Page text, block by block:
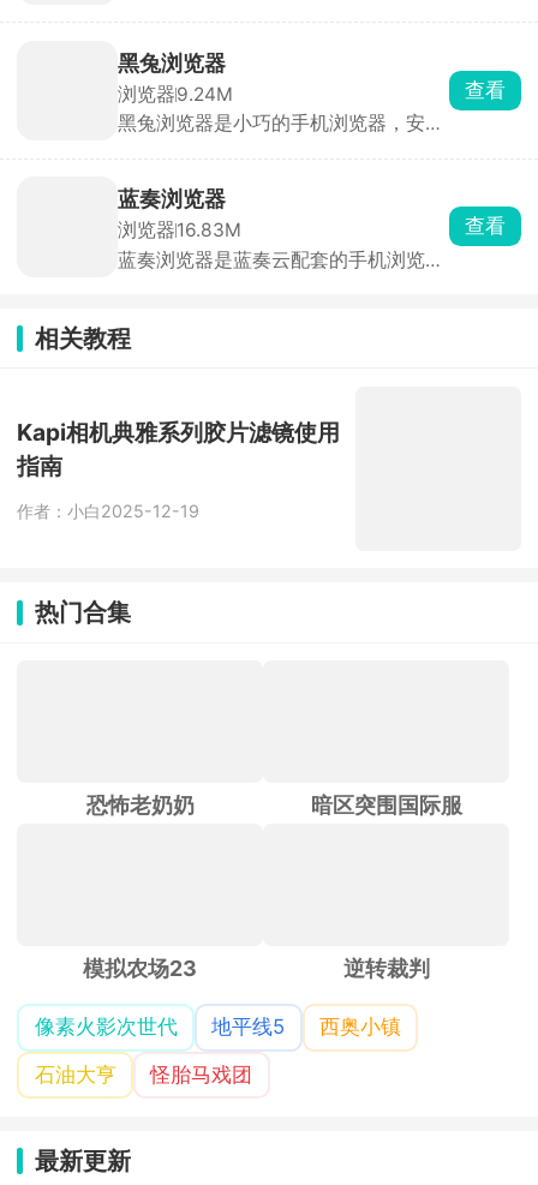
验。内置广告拦截器，可有效删除和阻
止大多数网页广告和弹窗，保护用户免
受广告打扰。同时支持多种实用功能和
扩展插件，允许用户安装各种油猴插
黑兔浏览器
浏览器9.24M
黑兔浏览器是小巧的手机浏览器，安装
送，自带广告拦截，弹窗、横幅广告直
接屏蔽。支持无痕隐身浏览、切换百
度、必应、谷歌三大搜索引擎，不用强
制登录，游客模式直接用，主打干净、
查看
蓝奏浏览器
浏览器16.83M
蓝奏浏览器是蓝奏云配套的手机浏览
件、上传下载、分享链接。安装包才十
几兆，自带广告拦截，能屏蔽网页弹窗
资源一边直接存云盘，操作一步到位。
查看
相关教程
Kapi相机典雅系列胶片滤镜使用
指南
作者：小白2025-12-19
热门合集
恐怖老奶奶 暗区突围国际服
模拟农场23 逆转裁判
像素火影次世代 地平线5
西奥小镇
石油大亨
怪胎马戏团
最新更新